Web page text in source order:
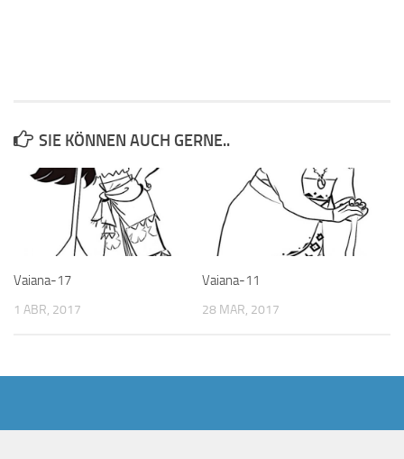
SIE KÖNNEN AUCH GERNE..
Vaiana-17
1 ABR, 2017
Vaiana-11
28 MAR, 2017